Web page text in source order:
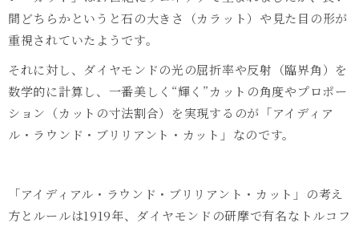
間どちらかというと石の大きさ（カラット）や見た目の形が
重視されていたようです。
それに対し、ダイヤモンドの光の屈折率や反射（臨界角）を
数学的に計算し、一番美しく“輝く”カットの角度やプロポー
ション（カットの寸法割合）を実現するのが「アイディア
ル・ラウンド・ブリリアント・カット」なのです。
「アイディアル・ラウンド・ブリリアント・カット」の考え
方とルールは1919年、ダイヤモンドの研摩で有名なトルコフ